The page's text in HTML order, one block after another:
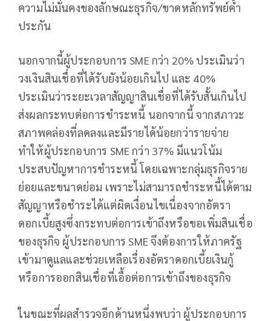
ความไม่มั่นคงของลักษณะธุรกิจ/ขาดหลักทรัพย์ค้ำ
ประกัน
นอกจากนี้ผู้ประกอบการ SME กว่า 20% ประเมินว่า
วงเงินสินเชื่อที่ได้รับยังน้อยเกินไป และ 40%
ประเมินว่าระยะเวลาสัญญาสินเชื่อที่ได้รับสั้นเกินไป
ส่งผลกระทบต่อการชำระหนี้ นอกจากนี้ จากสภาวะ
สภาพคล่องที่ลดลงและมีรายได้น้อยกว่ารายจ่าย
ทำให้ผู้ประกอบการ SME กว่า 37% มีแนวโน้ม
ประสบปัญหาการชำระหนี้ โดยเฉพาะกลุ่มธุรกิจราย
ย่อยและขนาดย่อม เพราะไม่สามารถชำระหนี้ได้ตาม
สัญญาหรือชำระได้แต่ผิดเงื่อนไขเนื่องจากอัตรา
ดอกเบี้ยสูงซึ่งกระทบต่อการเข้าถึงหรือขอเพิ่มสินเชื่อ
ของธุรกิจ ผู้ประกอบการ SME จึงต้องการให้ภาครัฐ
เข้ามาดูแลและช่วยเหลือเรื่องอัตราดอกเบี้ยเงินกู้
หรือการออกสินเชื่อที่เอื้อต่อการเข้าถึงของธุรกิจ
ในขณะที่ผลสำรวจอีกด้านหนึ่งพบว่า ผู้ประกอบการ